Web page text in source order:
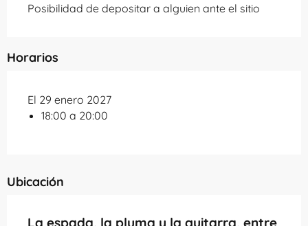
Posibilidad de depositar a alguien ante el sitio
Horarios
El 29 enero 2027
18:00 a 20:00
Ubicación
La espada, la pluma y la guitarra, entre